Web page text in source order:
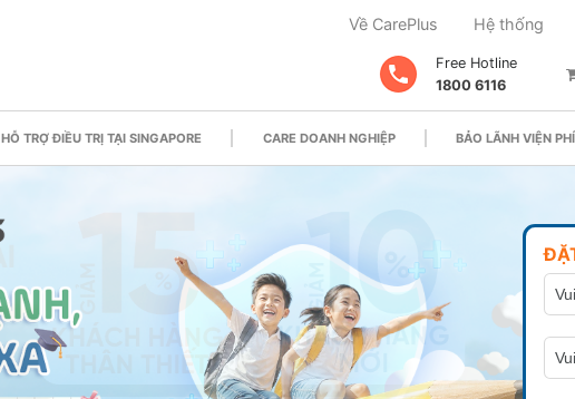
Về CarePlus Hệ thống
Free Hotline
1800 6116
HỖ TRỢ ĐIỀU TRỊ TẠI SINGAPORE CARE DOANH NGHIỆP BẢO LÃNH VIỆN PHÍ